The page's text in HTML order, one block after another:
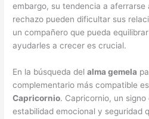
embargo, su tendencia a aferrarse
rechazo pueden dificultar sus
un compañero que pueda
ayudarles a crecer es crucial.
En la búsqueda delalma gemela
complementario más compatible
Capricornio. Capricornio, un
estabilidad emocional y seguridad